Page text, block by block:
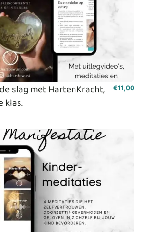
slag met HartenKracht,
klas.
€11,00